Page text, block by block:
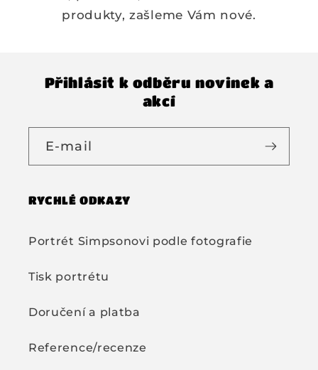
produkty, zašleme Vám nové.
Přihlásit k odběru novinek a
akcí
E-mail
RYCHLÉ ODKAZY
Portrét Simpsonovi podle fotografie
Tisk portrétu
Doručení a platba
Reference/recenze